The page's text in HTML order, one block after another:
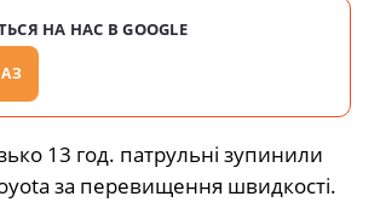
НА НАС В GOOGLE
13 год. патрульні зупинили
за перевищення швидкості.